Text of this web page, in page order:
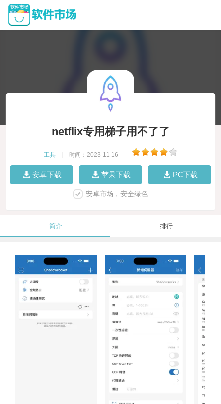
netflix专用梯子用不了了
工具 时间：2023-11-16
安卓下载 苹果下载 PC下载
安卓市场，安全绿色
简介 排行